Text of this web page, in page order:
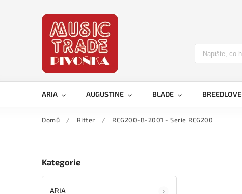
ARIA AUGUSTINE BLADE BREEDLOVE
Domů / Ritter / RCG200-B-2001 - Serie RCG200
Kategorie
ARIA